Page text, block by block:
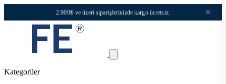
2.000₺ ve üzeri siparişlerinizde kargo ücretsiz. ×
Kategoriler